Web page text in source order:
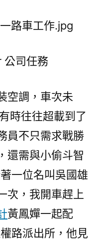
公司任務
空調，車次未
時往往超載到了
員不只需求戰勝
還需與小偷斗智
一位名叫吳國雄
次，我開車趕上
黃鳳嬋一起配
路派出所，他見